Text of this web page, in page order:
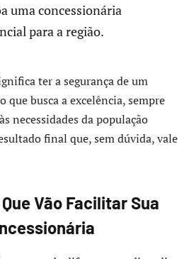
uma concessionária
para a região.
ter a segurança de um
que busca a excelência, sempre
necessidades da população
final que, sem dúvida, vale
Vão Facilitar Sua